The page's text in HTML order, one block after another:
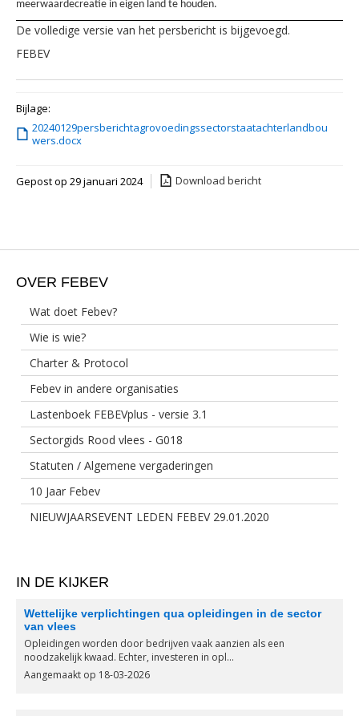
meerwaardecreatie in eigen land te houden.
De volledige versie van het persbericht is bijgevoegd.
FEBEV
Bijlage:
20240129persberichtagrovoedingssectorstaatachterlandbou
wers.docx
Gepost op 29 januari 2024 Download bericht
OVER FEBEV
Wat doet Febev?
Wie is wie?
Charter & Protocol
Febev in andere organisaties
Lastenboek FEBEVplus - versie 3.1
Sectorgids Rood vlees - G018
Statuten / Algemene vergaderingen
10 Jaar Febev
NIEUWJAARSEVENT LEDEN FEBEV 29.01.2020
IN DE KIJKER
Wettelijke verplichtingen qua opleidingen in de sector
van vlees
Opleidingen worden door bedrijven vaak aanzien als een
noodzakelijk kwaad. Echter, investeren in opl...
Aangemaakt op 18-03-2026